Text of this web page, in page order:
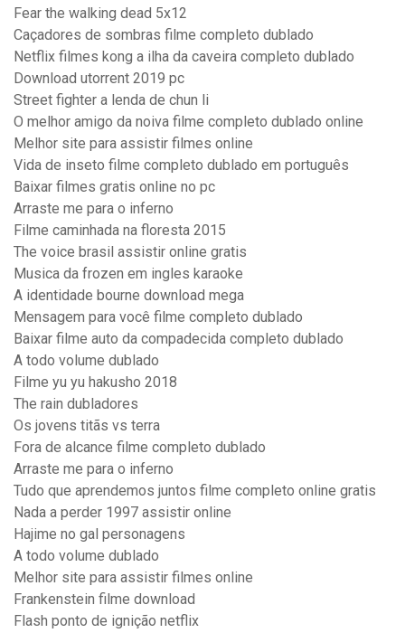
Fear the walking dead 5x12
Caçadores de sombras filme completo dublado
Netflix filmes kong a ilha da caveira completo dublado
Download utorrent 2019 pc
Street fighter a lenda de chun li
O melhor amigo da noiva filme completo dublado online
Melhor site para assistir filmes online
Vida de inseto filme completo dublado em português
Baixar filmes gratis online no pc
Arraste me para o inferno
Filme caminhada na floresta 2015
The voice brasil assistir online gratis
Musica da frozen em ingles karaoke
A identidade bourne download mega
Mensagem para você filme completo dublado
Baixar filme auto da compadecida completo dublado
A todo volume dublado
Filme yu yu hakusho 2018
The rain dubladores
Os jovens titãs vs terra
Fora de alcance filme completo dublado
Arraste me para o inferno
Tudo que aprendemos juntos filme completo online gratis
Nada a perder 1997 assistir online
Hajime no gal personagens
A todo volume dublado
Melhor site para assistir filmes online
Frankenstein filme download
Flash ponto de ignição netflix